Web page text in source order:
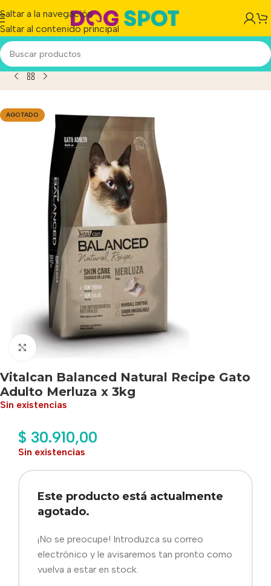
Saltar a la navegación
Saltar al contenido principal
Balanced Natural Recipe Gato Adulto Merluza x 3kg
AGOTADO
Haga clic para ampliar
Vitalcan Balanced Natural Recipe Gato
Adulto Merluza x 3kg
Sin existencias
$ 30.910,00
Sin existencias
Este producto está actualmente
agotado.
¡No se preocupe! Introduzca su correo
electrónico y le avisaremos tan pronto como
vuelva a estar en stock.